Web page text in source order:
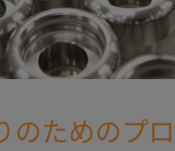
のためのプ